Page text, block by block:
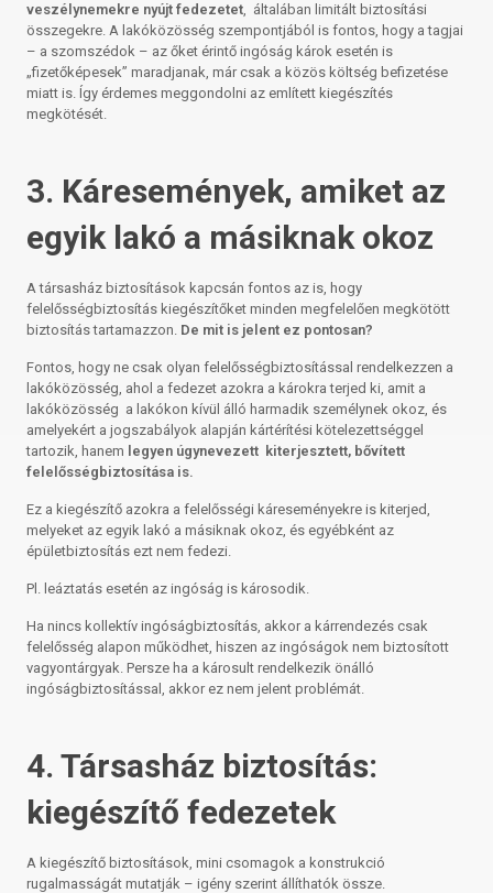
veszélynemekre nyújt fedezetet, általában limitált biztosítási
összegekre. A lakóközösség szempontjából is fontos, hogy a tagjai
– a szomszédok – az őket érintő ingóság károk esetén is
„fizetőképesek” maradjanak, már csak a közös költség befizetése
miatt is. Így érdemes meggondolni az említett kiegészítés
megkötését.
3. Káresemények, amiket az
egyik lakó a másiknak okoz
A társasház biztosítások kapcsán fontos az is, hogy
felelősségbiztosítás kiegészítőket minden megfelelően megkötött
biztosítás tartamazzon. De mit is jelent ez pontosan?
Fontos, hogy ne csak olyan felelősségbiztosítással rendelkezzen a
lakóközösség, ahol a fedezet azokra a károkra terjed ki, amit a
lakóközösség a lakókon kívül álló harmadik személynek okoz, és
amelyekért a jogszabályok alapján kártérítési kötelezettséggel
tartozik, hanem legyen úgynevezett kiterjesztett, bővített
felelősségbiztosítása is.
Ez a kiegészítő azokra a felelősségi káreseményekre is kiterjed,
melyeket az egyik lakó a másiknak okoz, és egyébként az
épületbiztosítás ezt nem fedezi.
Pl. leáztatás esetén az ingóság is károsodik.
Ha nincs kollektív ingóságbiztosítás, akkor a kárrendezés csak
felelősség alapon működhet, hiszen az ingóságok nem biztosított
vagyontárgyak. Persze ha a károsult rendelkezik önálló
ingóságbiztosítással, akkor ez nem jelent problémát.
4. Társasház biztosítás:
kiegészítő fedezetek
A kiegészítő biztosítások, mini csomagok a konstrukció
rugalmasságát mutatják – igény szerint állíthatók össze.